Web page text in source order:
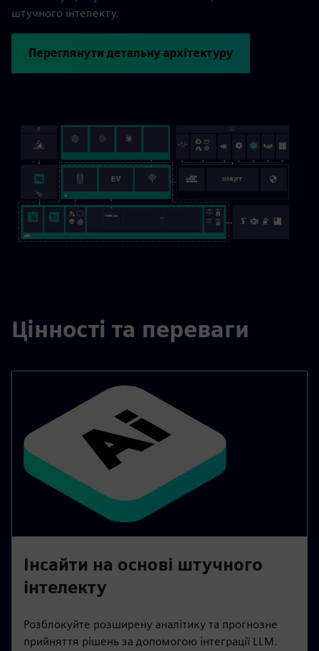
штучного інтелекту.
Переглянути детальну архітектуру
Цінності та переваги
Інсайти на основі штучного
інтелекту
Розблокуйте розширену аналітику та прогнозне
прийняття рішень за допомогою інтеграції LLM.